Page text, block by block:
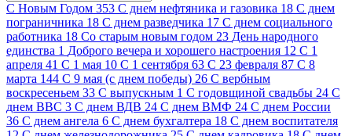
C Новым Годом 353 C днем нефтяника и газовика 18 C днем
пограничника 18 C днем разведчика 17 C днем социального
работника 18 Cо старым новым годом 23 День народного
единства 1 Доброго вечера и хорошего настроения 12 С 1
апреля 41 С 1 мая 10 С 1 сентября 63 С 23 февраля 87 С 8
марта 144 С 9 мая (с днем победы) 26 С вербным
воскресеньем 33 С выпускным 1 С годовщиной свадьбы 24 С
днем ВВС 3 С днем ВДВ 24 С днем ВМФ 24 С днем России
36 С днем ангела 6 С днем бухгалтера 18 С днем воспитателя